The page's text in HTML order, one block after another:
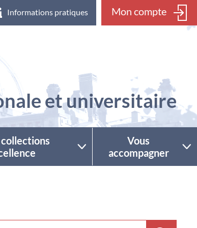
Informations pratiques Mon compte
et universitaire
collections
Vous
accompagner